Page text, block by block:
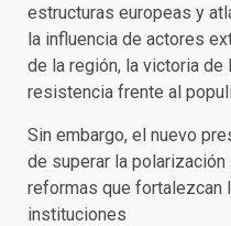
estructuras europeas y
la influencia de actores
de la región, la victoria de
resistencia frente al
Sin embargo, el nuevo
de superar la
reformas que fortalezcan
instituciones